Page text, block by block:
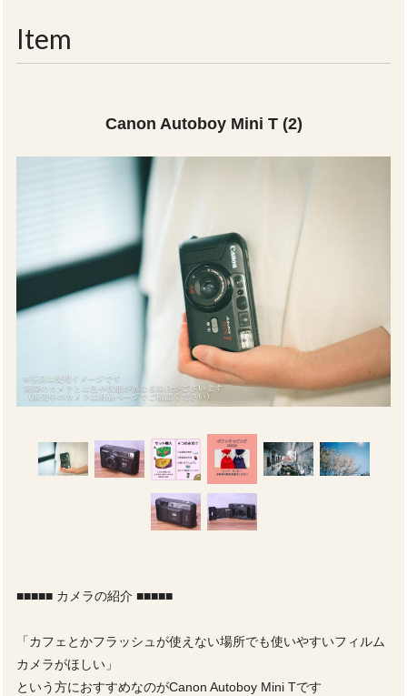
Item
Canon Autoboy Mini T (2)
■■■■■ カメラの紹介 ■■■■■
「カフェとかフラッシュが使えない場所でも使いやすいフィルム
カメラがほしい」
という方におすすめなのがCanon Autoboy Mini Tです